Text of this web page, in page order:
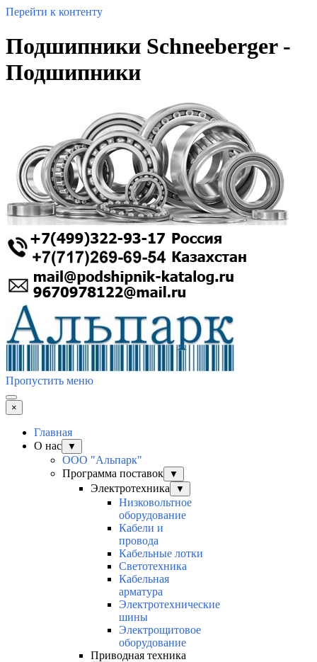
Перейти к контенту
Подшипники Schneeberger -
Подшипники
Пропустить меню
×
Главная
О нас
▼
ООО "Альпарк"
Программа поставок
▼
Электротехника ▼
Низковольтное
оборудование
Кабели и
провода
Кабельные лотки
Светотехника
Кабельная
арматура
Электротехнические
шины
Электрощитовое
оборудование
Приводная техника